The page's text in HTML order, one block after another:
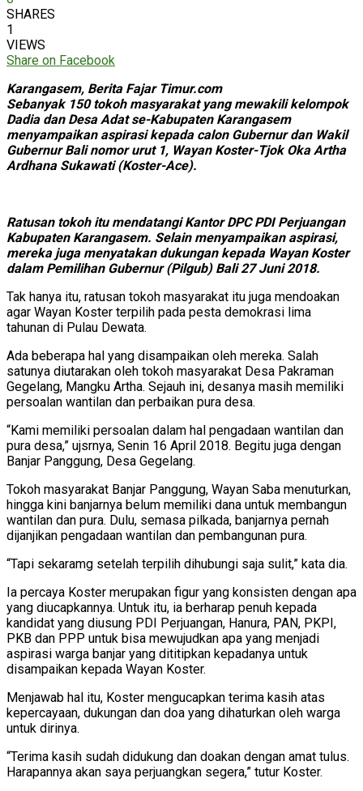
SHARES
1
VIEWS
Share on Facebook
Karangasem, Berita Fajar Timur.com
Sebanyak 150 tokoh masyarakat yang mewakili kelompok
Dadia dan Desa Adat se-Kabupaten Karangasem
menyampaikan aspirasi kepada calon Gubernur dan Wakil
Gubernur Bali nomor urut 1, Wayan Koster-Tjok Oka Artha
Ardhana Sukawati (Koster-Ace).
Ratusan tokoh itu mendatangi Kantor DPC PDI Perjuangan
Kabupaten Karangasem. Selain menyampaikan aspirasi,
mereka juga menyatakan dukungan kepada Wayan Koster
dalam Pemilihan Gubernur (Pilgub) Bali 27 Juni 2018.
Tak hanya itu, ratusan tokoh masyarakat itu juga mendoakan
agar Wayan Koster terpilih pada pesta demokrasi lima
tahunan di Pulau Dewata.
Ada beberapa hal yang disampaikan oleh mereka. Salah
satunya diutarakan oleh tokoh masyarakat Desa Pakraman
Gegelang, Mangku Artha. Sejauh ini, desanya masih memiliki
persoalan wantilan dan perbaikan pura desa.
“Kami memiliki persoalan dalam hal pengadaan wantilan dan
pura desa,” ujsrnya, Senin 16 April 2018. Begitu juga dengan
Banjar Panggung, Desa Gegelang.
Tokoh masyarakat Banjar Panggung, Wayan Saba menuturkan,
hingga kini banjarnya belum memiliki dana untuk membangun
wantilan dan pura. Dulu, semasa pilkada, banjarnya pernah
dijanjikan pengadaan wantilan dan pembangunan pura.
“Tapi sekaramg setelah terpilih dihubungi saja sulit,” kata dia.
Ia percaya Koster merupakan figur yang konsisten dengan apa
yang diucapkannya. Untuk itu, ia berharap penuh kepada
kandidat yang diusung PDI Perjuangan, Hanura, PAN, PKPI,
PKB dan PPP untuk bisa mewujudkan apa yang menjadi
aspirasi warga banjar yang dititipkan kepadanya untuk
disampaikan kepada Wayan Koster.
Menjawab hal itu, Koster mengucapkan terima kasih atas
kepercayaan, dukungan dan doa yang dihaturkan oleh warga
untuk dirinya.
“Terima kasih sudah didukung dan doakan dengan amat tulus.
Harapannya akan saya perjuangkan segera,” tutur Koster.